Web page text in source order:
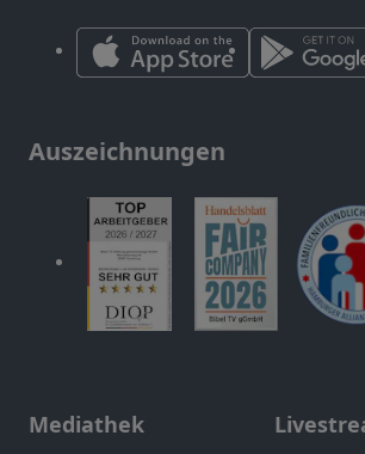
Auszeichnungen
Mediathek